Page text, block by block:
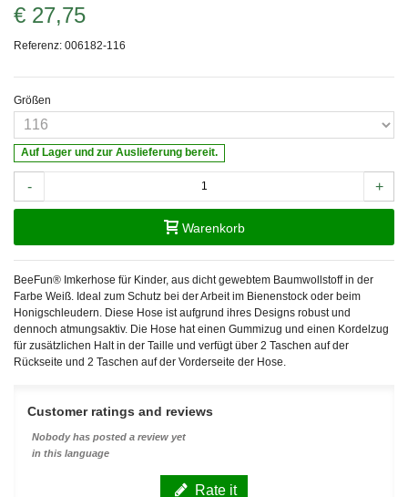
€ 27,75
Referenz: 006182-116
Größen
Auf Lager und zur Auslieferung bereit.
- +
Warenkorb
BeeFun® Imkerhose für Kinder, aus dicht gewebtem Baumwollstoff in der
Farbe Weiß. Ideal zum Schutz bei der Arbeit im Bienenstock oder beim
Honigschleudern. Diese Hose ist aufgrund ihres Designs robust und
dennoch atmungsaktiv. Die Hose hat einen Gummizug und einen Kordelzug
für zusätzlichen Halt in der Taille und verfügt über 2 Taschen auf der
Rückseite und 2 Taschen auf der Vorderseite der Hose.
Customer ratings and reviews
Nobody has posted a review yet
in this language
Rate it